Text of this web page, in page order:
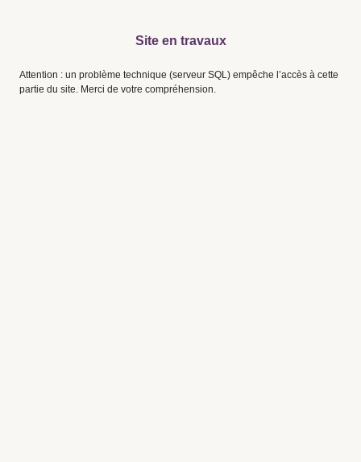
Site en travaux
Attention : un problème technique (serveur SQL) empêche l’accès à cette
partie du site. Merci de votre compréhension.